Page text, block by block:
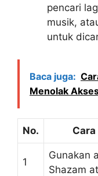
pencari
musik,
untuk
Baca juga:
Menolak
No.
1
Gunakan
Shazam